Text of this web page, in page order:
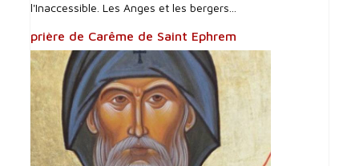
l'Inaccessible. Les Anges et les bergers...
prière de Carême de Saint Ephrem